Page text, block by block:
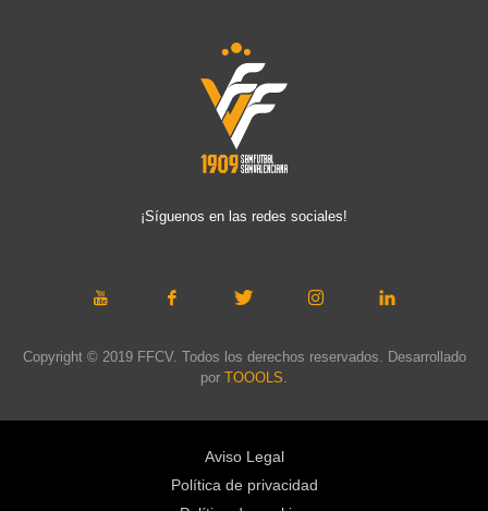
¡Síguenos en las redes sociales!
Copyright © 2019 FFCV. Todos los derechos reservados. Desarrollado
por TOOOLS.
Aviso Legal
Política de privacidad